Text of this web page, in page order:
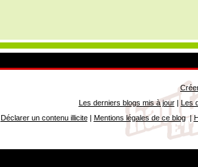
Les derniers blogs mis à jour| Les
Déclarer un contenu illicite| Mentions légales de ce blog|